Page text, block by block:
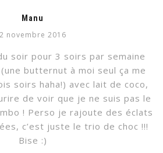
Manu
2 novembre 2016
soir pour 3 soirs par semaine
butternut à moi seul ça me
soirs haha!) avec lait de coco,
de voir que je ne suis pas le
! Perso je rajoute des éclats
c’est juste le trio de choc !!!
Bise :)